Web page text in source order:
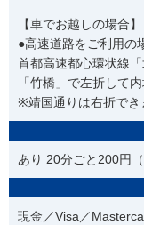
【車でお越しの場合】
●高速道路をご利用の
首都高速都心環状線
「竹橋」で左折して
※靖国通りは右折でき
あり 20分ごと200円
現金／Visa／